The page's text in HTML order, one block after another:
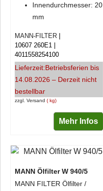
Innendurchmesser: 20
mm
zzgl. Versand kg
MANN-FILTER
10607 260E1
4011558254100
Lieferzeit:Betriebsferien bis
14.08.2026 – Derzeit nicht
bestellbar
Mehr Infos
MANN Ölfilter W 940/5
MANN FILTER Ölfilter /